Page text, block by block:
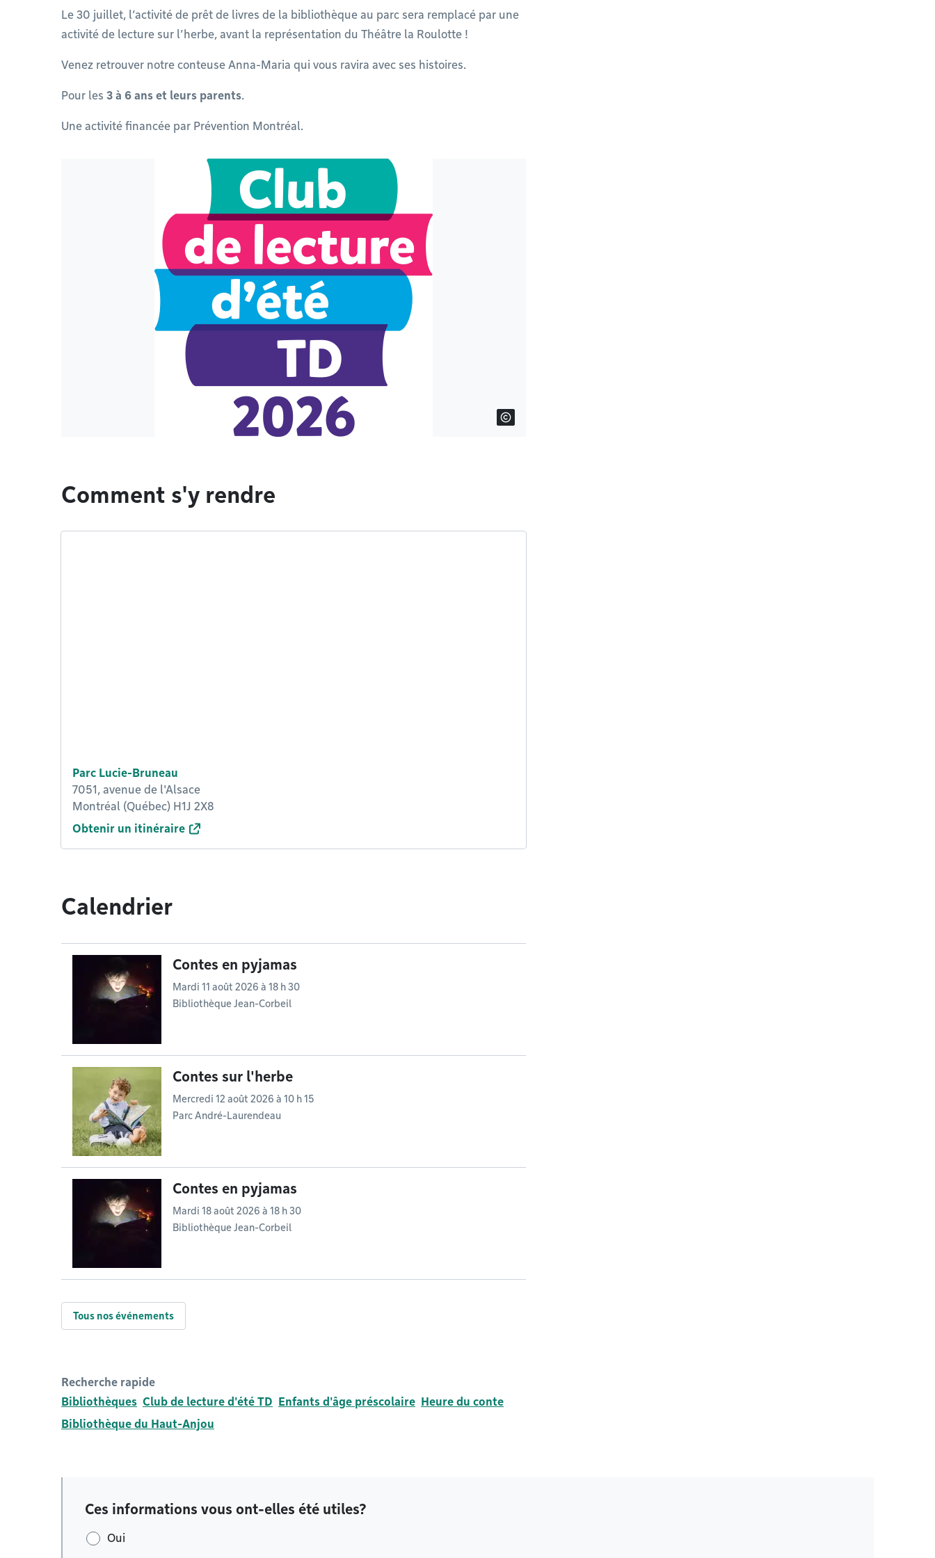
Le 30 juillet, l’activité de prêt de livres de la bibliothèque au parc sera remplacé par une
activité de lecture sur l’herbe, avant la représentation du Théâtre la Roulotte !
Venez retrouver notre conteuse Anna-Maria qui vous ravira avec ses histoires.
Pour les 3 à 6 ans et leurs parents.
Une activité financée par Prévention Montréal.
Comment s'y rendre
Parc Lucie-Bruneau
7051, avenue de l'Alsace
Montréal (Québec) H1J 2X8
Obtenir un itinéraire
Calendrier
Contes en pyjamas
Mardi 11 août 2026 à 18 h 30
Bibliothèque Jean-Corbeil
Contes sur l'herbe
Mercredi 12 août 2026 à 10 h 15
Parc André-Laurendeau
Contes en pyjamas
Mardi 18 août 2026 à 18 h 30
Bibliothèque Jean-Corbeil
Tous nos événements
Recherche rapide
Bibliothèques Club de lecture d'été TD Enfants d'âge préscolaire Heure du conte
Bibliothèque du Haut-Anjou
Ces informations vous ont-elles été utiles?
Oui